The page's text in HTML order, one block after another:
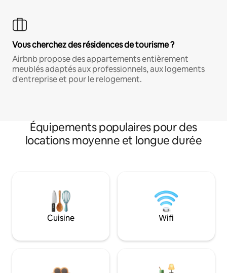
Vous cherchez des résidences de tourisme ?
Airbnb propose des appartements entièrement
meublés adaptés aux professionnels, aux logements
d'entreprise et pour le relogement.
Équipements populaires pour des
locations moyenne et longue durée
Cuisine Wifi